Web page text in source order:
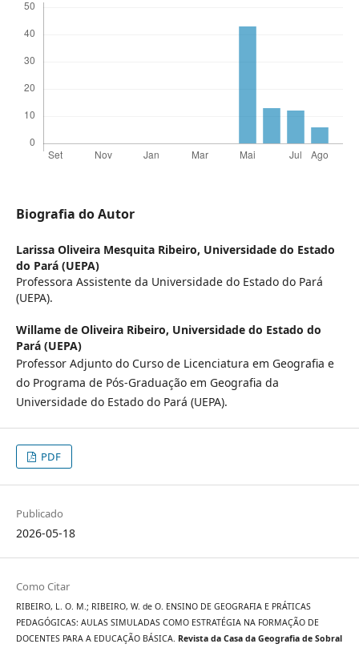
Biografia do Autor
Larissa Oliveira Mesquita Ribeiro, Universidade do Estado
do Pará (UEPA)
Professora Assistente da Universidade do Estado do Pará
(UEPA).
Willame de Oliveira Ribeiro, Universidade do Estado do
Pará (UEPA)
Professor Adjunto do Curso de Licenciatura em Geografia e
do Programa de Pós-Graduação em Geografia da
Universidade do Estado do Pará (UEPA).
PDF
Publicado
2026-05-18
Como Citar
RIBEIRO, L. O. M.; RIBEIRO, W. de O. ENSINO DE GEOGRAFIA E PRÁTICAS
PEDAGÓGICAS: AULAS SIMULADAS COMO ESTRATÉGIA NA FORMAÇÃO DE
DOCENTES PARA A EDUCAÇÃO BÁSICA. Revista da Casa da Geografia de Sobral